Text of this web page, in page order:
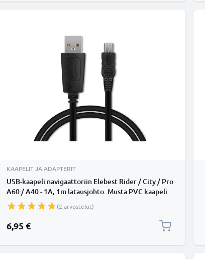
KAAPELIT JA ADAPTERIT
USB-kaapeli navigaattoriin Elebest Rider / City / Pro
A60 / A40 - 1A, 1m latausjohto. Musta PVC kaapeli
(2 arvostelut)
6,95 €